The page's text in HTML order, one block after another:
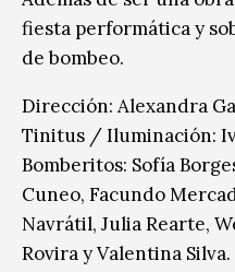
fiesta performática y
de bombeo.
Dirección: Alexandra
Tinitus / Iluminación:
Bomberitos: Sofía
Cuneo, Facundo
Navrátil, Julia Rearte,
Rovira y Valentina Silva.